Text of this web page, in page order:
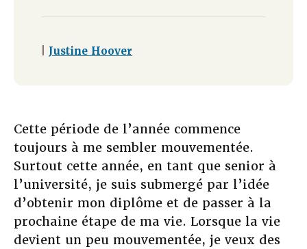
Justine Hoover
Cette période de l’année commence
toujours à me sembler mouvementée.
Surtout cette année, en tant que senior à
l’université, je suis submergé par l’idée
d’obtenir mon diplôme et de passer à la
prochaine étape de ma vie. Lorsque la vie
devient un peu mouvementée, je veux des